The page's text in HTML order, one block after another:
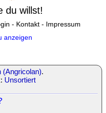
du willst!
- Kontakt- Impressum
anzeigen
(Angricolan).
Unsortiert